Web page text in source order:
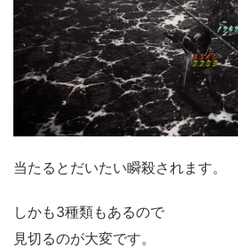
当たるとだいたい瞬殺されます。
しかも3種類もあるので
見切るのが大変です。